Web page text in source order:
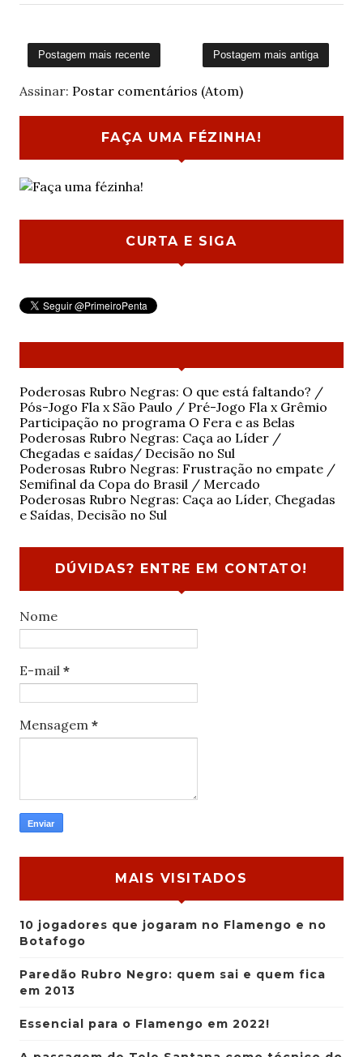
Postagem mais recente Postagem mais antiga
Assinar: Postar comentários (Atom)
FAÇA UMA FÉZINHA!
CURTA E SIGA
Poderosas Rubro Negras: O que está faltando? /
Pós-Jogo Fla x São Paulo / Pré-Jogo Fla x Grêmio
Participação no programa O Fera e as Belas
Poderosas Rubro Negras: Caça ao Líder /
Chegadas e saídas/ Decisão no Sul
Poderosas Rubro Negras: Frustração no empate /
Semifinal da Copa do Brasil / Mercado
Poderosas Rubro Negras: Caça ao Líder, Chegadas
e Saídas, Decisão no Sul
DÚVIDAS? ENTRE EM CONTATO!
Nome
E-mail *
Mensagem *
MAIS VISITADOS
10 jogadores que jogaram no Flamengo e no
Botafogo
Paredão Rubro Negro: quem sai e quem fica
em 2013
Essencial para o Flamengo em 2022!